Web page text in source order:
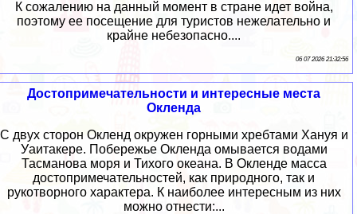
К сожалению на данный момент в стране идет война,
поэтому ее посещение для туристов нежелательно и
крайне небезопасно....
06 07 2026 21:32:56
Достопримечательности и интересные места
Окленда
С двух сторон Окленд окружен горными хребтами Хануя и
Уаитакере. Побережье Окленда омывается водами
Тасманова моря и Тихого океана. В Окленде масса
достопримечательностей, как природного, так и
рукотворного характера. К наиболее интересным из них
можно отнести:...